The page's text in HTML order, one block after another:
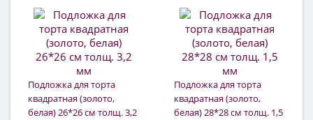
Подложка для торта
квадратная (золото,
белая) 26*26 см толщ. 3,2
Подложка для торта
квадратная (золото,
белая) 28*28 см толщ. 1,5